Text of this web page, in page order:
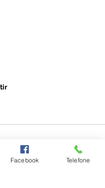
Facebook Telefone